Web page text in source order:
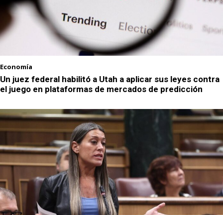
Economía
Un juez federal habilitó a Utah a aplicar sus leyes contra
el juego en plataformas de mercados de predicción